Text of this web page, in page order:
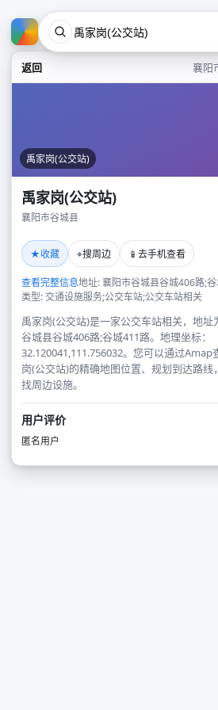
返回 襄阳
禹家岗(公交站)
禹家岗(公交站)
襄阳市谷城县
★收藏 ⌖搜周边 📱 去手机查看
查看完整信息地址: 襄阳市谷城县谷城406路;
类型: 交通设施服务;公交车站;公交车站相关
禹家岗(公交站)是一家公交车站相关，地址
谷城县谷城406路;谷城411路。地理坐标：
32.120041,111.756032。您可以通过Amap
岗(公交站)的精确地图位置、规划到达路线
找周边设施。
用户评价
匿名用户